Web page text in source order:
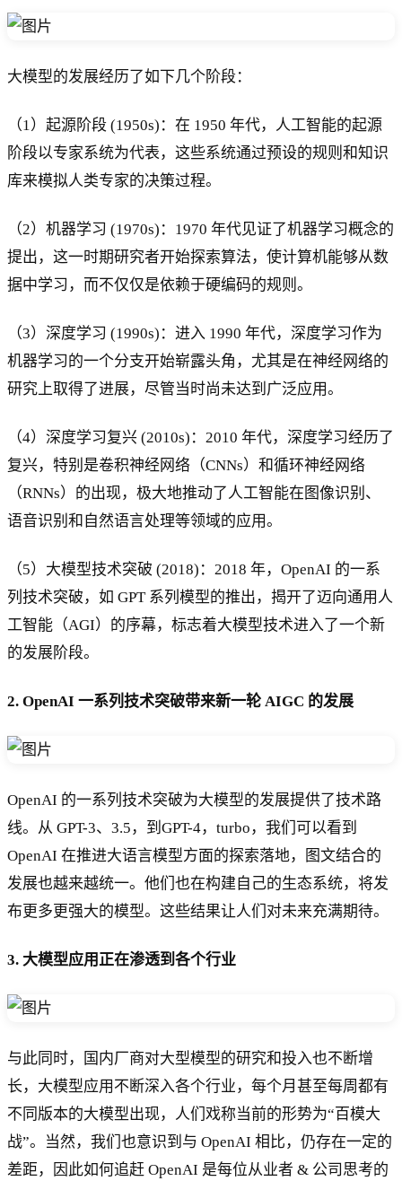
大模型的发展经历了如下几个阶段：
（1）起源阶段 (1950s)：在 1950 年代，人工智能的起源
阶段以专家系统为代表，这些系统通过预设的规则和知识
库来模拟人类专家的决策过程。
（2）机器学习 (1970s)：1970 年代见证了机器学习概念的
提出，这一时期研究者开始探索算法，使计算机能够从数
据中学习，而不仅仅是依赖于硬编码的规则。
（3）深度学习 (1990s)：进入 1990 年代，深度学习作为
机器学习的一个分支开始崭露头角，尤其是在神经网络的
研究上取得了进展，尽管当时尚未达到广泛应用。
（4）深度学习复兴 (2010s)：2010 年代，深度学习经历了
复兴，特别是卷积神经网络（CNNs）和循环神经网络
（RNNs）的出现，极大地推动了人工智能在图像识别、
语音识别和自然语言处理等领域的应用。
（5）大模型技术突破 (2018)：2018 年，OpenAI 的一系
列技术突破，如 GPT 系列模型的推出，揭开了迈向通用人
工智能（AGI）的序幕，标志着大模型技术进入了一个新
的发展阶段。
2. OpenAI 一系列技术突破带来新一轮 AIGC 的发展
OpenAI 的一系列技术突破为大模型的发展提供了技术路
线。从 GPT-3、3.5，到GPT-4，turbo，我们可以看到
OpenAI 在推进大语言模型方面的探索落地，图文结合的
发展也越来越统一。他们也在构建自己的生态系统，将发
布更多更强大的模型。这些结果让人们对未来充满期待。
3. 大模型应用正在渗透到各个行业
与此同时，国内厂商对大型模型的研究和投入也不断增
长，大模型应用不断深入各个行业，每个月甚至每周都有
不同版本的大模型出现，人们戏称当前的形势为“百模大
战”。当然，我们也意识到与 OpenAI 相比，仍存在一定的
差距，因此如何追赶 OpenAI 是每位从业者 & 公司思考的